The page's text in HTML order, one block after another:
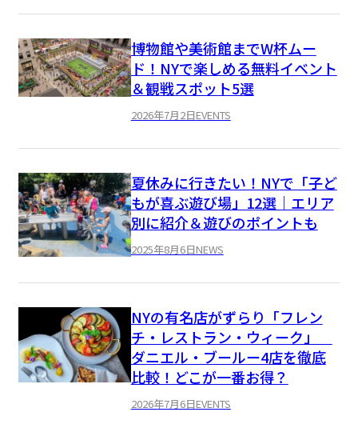
博物館や美術館までW杯ムー
ド！NYで楽しめる無料イベント
＆観戦スポット5選
2026年7月2日EVENTS
夏休みに行きたい！NYで「子ど
もが喜ぶ遊び場」12選｜エリア
別に紹介＆遊びのポイントも
2025年8月6日NEWS
NYの有名店がずらり「フレン
チ・レストラン・ウィーク」
ダニエル・ブールー4店を徹底
比較！どこが一番お得？
2026年7月6日EVENTS